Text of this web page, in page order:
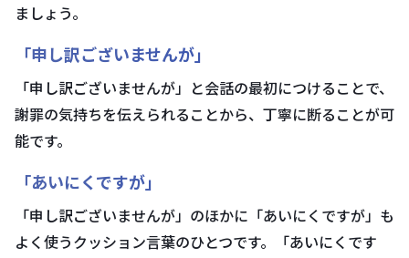
ましょう。
「申し訳ございませんが」
「申し訳ございませんが」と会話の最初につけることで、
謝罪の気持ちを伝えられることから、丁寧に断ることが可
能です。
「あいにくですが」
「申し訳ございませんが」のほかに「あいにくですが」も
よく使うクッション言葉のひとつです。「あいにくです